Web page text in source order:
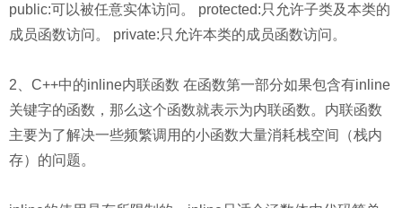
public:可以被任意实体访问。 protected:只允许子类及本类的
成员函数访问。 private:只允许本类的成员函数访问。
2、C++中的inline内联函数 在函数第一部分如果包含有inline
关键字的函数，那么这个函数就表示为内联函数。内联函数
主要为了解决一些频繁调用的小函数大量消耗栈空间（栈内
存）的问题。